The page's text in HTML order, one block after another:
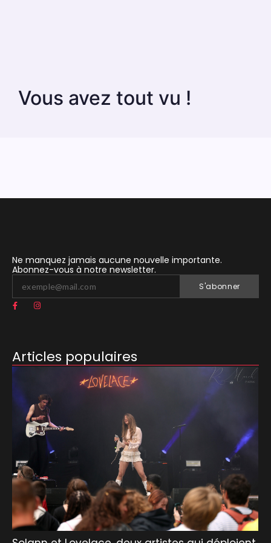
Vous avez tout vu !
Ne manquez jamais aucune nouvelle importante.
Abonnez-vous à notre newsletter.
S'abonner
Articles populaires